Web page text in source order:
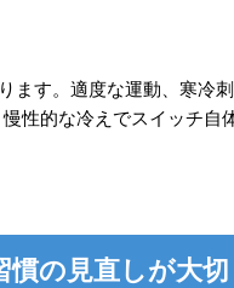
ます。適度な運動、寒冷
性的な冷えでスイッチ自
の見直しが大切